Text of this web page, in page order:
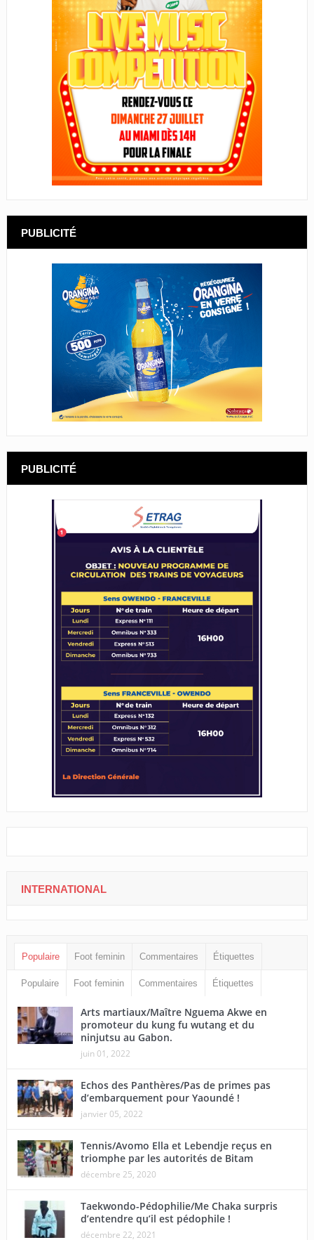
PUBLICITÉ
PUBLICITÉ
INTERNATIONAL
Populaire Foot feminin Commentaires Étiquettes
Populaire Foot feminin Commentaires Étiquettes
Arts martiaux/Maître Nguema Akwe en
promoteur du kung fu wutang et du
ninjutsu au Gabon.
juin 01, 2022
Echos des Panthères/Pas de primes pas
d’embarquement pour Yaoundé !
janvier 05, 2022
Tennis/Avomo Ella et Lebendje reçus en
triomphe par les autorités de Bitam
décembre 25, 2020
Taekwondo-Pédophilie/Me Chaka surpris
d’entendre qu’il est pédophile !
décembre 22, 2021